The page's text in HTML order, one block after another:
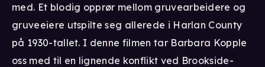
med. Et blodig opprør mellom gruvearbeidere og
gruveeiere utspilte seg allerede i Harlan County
på 1930-tallet. I denne filmen tar Barbara Kopple
oss med til en lignende konflikt ved Brookside-